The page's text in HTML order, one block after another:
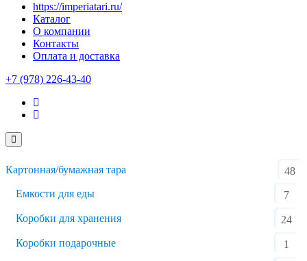
https://imperiatari.ru/
Каталог
О компании
Контакты
Оплата и доставка
+7 (978) 226-43-40
Картонная/бумажная тара
48
Емкости для еды
7
Коробки для хранения
24
Коробки подарочные
1